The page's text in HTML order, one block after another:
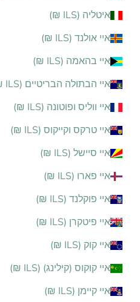
איטליה (ILS ₪)
איי אולנד (ILS ₪)
איי בהאמה (ILS ₪)
איי הבתולה הבריטיים (ILS ₪)
איי ווליס ופוטונה (ILS ₪)
איי טרקס וקייקוס (ILS ₪)
איי סיישל (ILS ₪)
איי פארו (ILS ₪)
איי פוקלנד (ILS ₪)
איי פיטקרן (ILS ₪)
איי קוק (ILS ₪)
איי קוקוס (קילינג) (ILS ₪)
איי קיימן (ILS ₪)